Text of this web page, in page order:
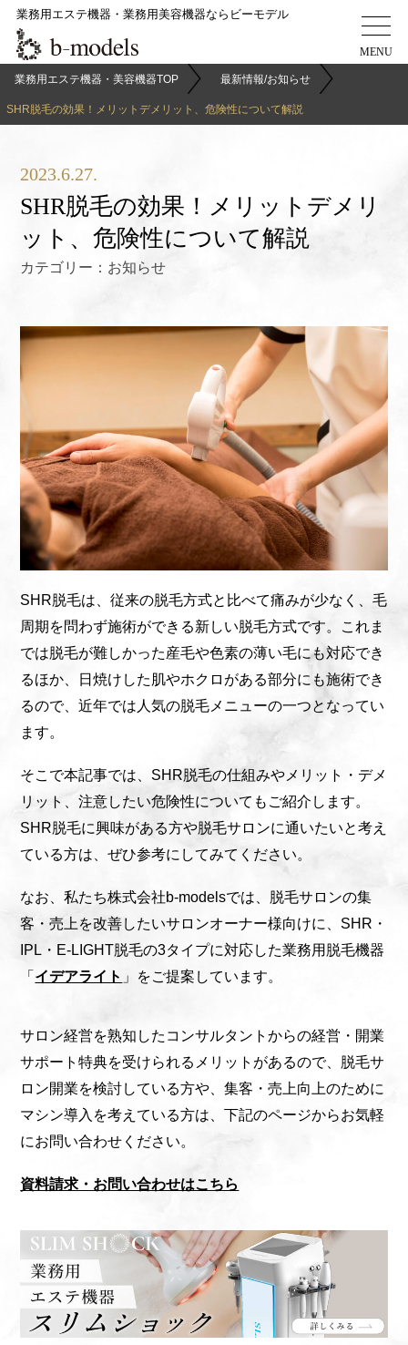
業務用エステ機器・業務用美容機器ならビーモデル
業務用エステ機器・美容機器TOP 最新情報/お知らせ
SHR脱毛の効果！メリットデメリット、危険性について解説
2023.6.27.
SHR脱毛の効果！メリットデメリ
ット、危険性について解説
カテゴリー： お知らせ
SHR脱毛は、従来の脱毛方式と比べて痛みが少なく、毛
周期を問わず施術ができる新しい脱毛方式です。これま
では脱毛が難しかった産毛や色素の薄い毛にも対応でき
るほか、日焼けした肌やホクロがある部分にも施術でき
るので、近年では人気の脱毛メニューの一つとなってい
ます。
そこで本記事では、SHR脱毛の仕組みやメリット・デメ
リット、注意したい危険性についてもご紹介します。
SHR脱毛に興味がある方や脱毛サロンに通いたいと考え
ている方は、ぜひ参考にしてみてください。
なお、私たち株式会社b-modelsでは、脱毛サロンの集
客・売上を改善したいサロンオーナー様向けに、SHR・
IPL・E-LIGHT脱毛の3タイプに対応した業務用脱毛機器
「イデアライト 」をご提案しています。
サロン経営を熟知したコンサルタントからの経営・開業
サポート特典を受けられるメリットがあるので、脱毛サ
ロン開業を検討している方や、集客・売上向上のために
マシン導入を考えている方は、下記のページからお気軽
にお問い合わせください。
資料請求・お問い合わせはこちら